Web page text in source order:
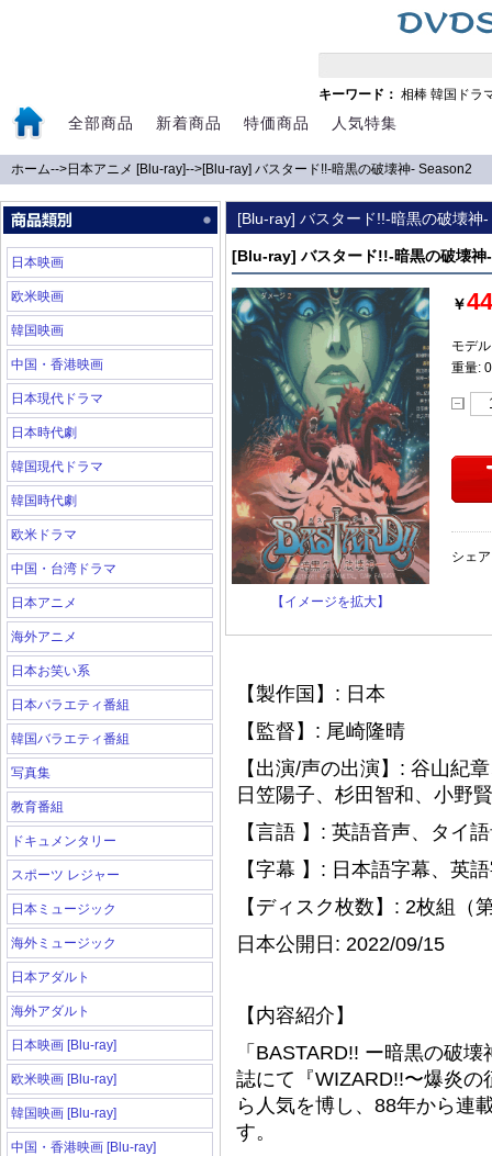
キーワード： 相棒 韓国ドラ
全部商品 新着商品 特価商品 人気特集
ホーム-->日本アニメ [Blu-ray]-->[Blu-ray] バスタード!!-暗黒の破壊神- Season2
日本映画
欧米映画
韓国映画
中国・香港映画
日本現代ドラマ
日本時代劇
韓国現代ドラマ
韓国時代劇
欧米ドラマ
中国・台湾ドラマ
日本アニメ
海外アニメ
日本お笑い系
日本バラエティ番組
韓国バラエティ番組
写真集
教育番組
ドキュメンタリー
スポーツ レジャー
日本ミュージック
海外ミュージック
日本アダルト
海外アダルト
日本映画 [Blu-ray]
欧米映画 [Blu-ray]
韓国映画 [Blu-ray]
中国・香港映画 [Blu-ray]
[Blu-ray] バスタード!!-暗黒の破壊神
[Blu-ray] バスタード!!-暗黒の破壊神
【イメージを拡大】
￥
モデ
重量:
シェ
【製作国】: 日本
【監督】: 尾崎隆晴
【出演/声の出演】: 谷山紀
日笠陽子、杉田智和、小野
【言語 】: 英語音声、タイ
【字幕 】: 日本語字幕、英
【ディスク枚数】: 2枚組（
日本公開日: 2022/09/15
【内容紹介】
「BASTARD!! ー暗黒の破
誌にて『WIZARD!!〜爆炎
ら人気を博し、88年から連
す。